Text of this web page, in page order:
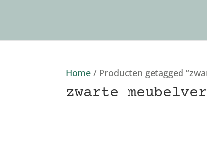
Home / Producten getagged
zwarte